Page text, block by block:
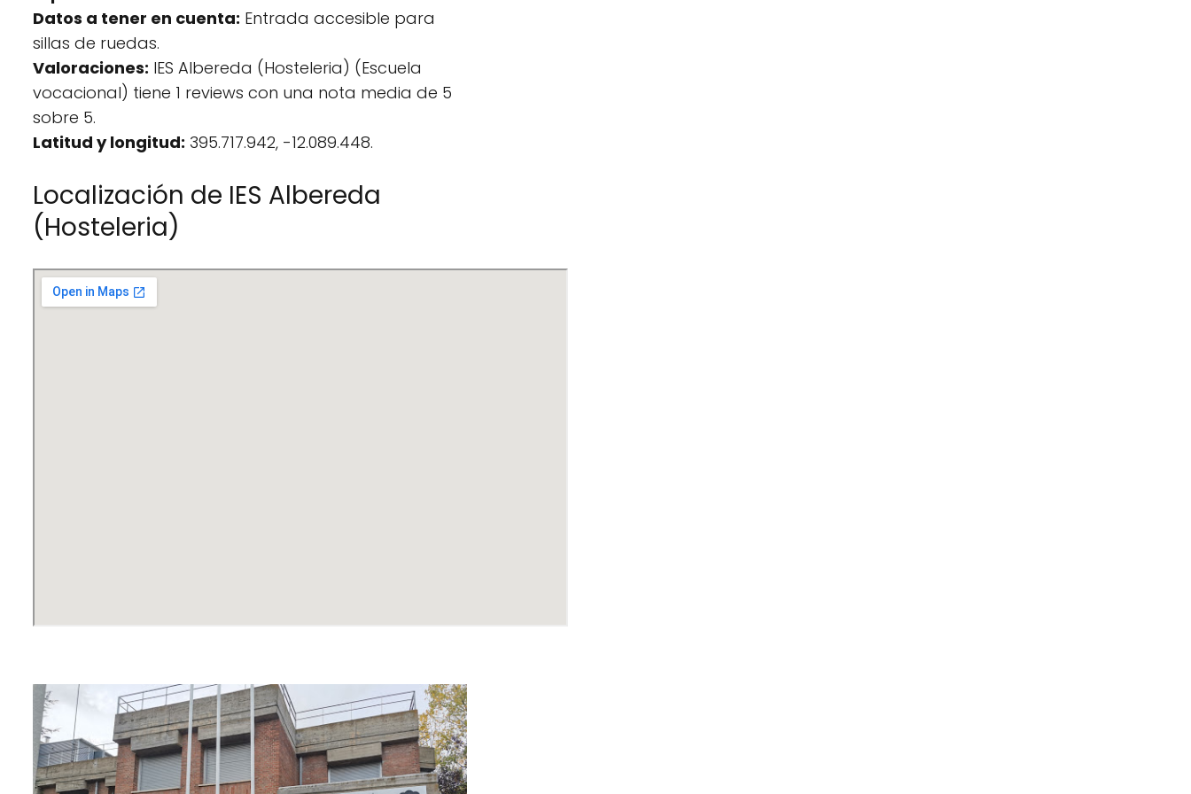
Datos a tener en cuenta: Entrada accesible para
sillas de ruedas.
Valoraciones: IES Albereda (Hosteleria) (Escuela
vocacional) tiene 1 reviews con una nota media de 5
sobre 5.
Latitud y longitud: 395.717.942, -12.089.448.
Localización de IES Albereda
(Hosteleria)